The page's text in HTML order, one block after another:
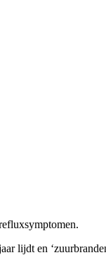
lijdt en